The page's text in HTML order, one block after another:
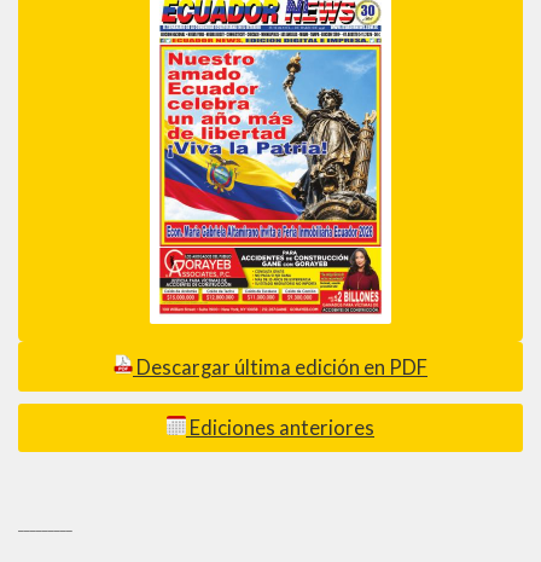
Descargar última edición en PDF
Ediciones anteriores